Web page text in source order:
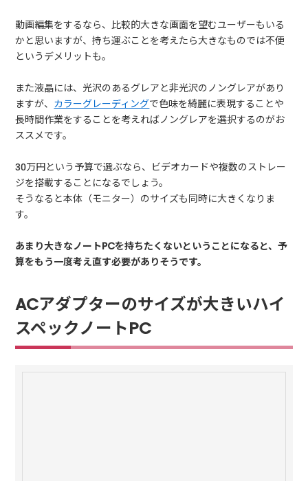
動画編集をするなら、比較的大きな画面を望むユーザーもいる
かと思いますが、持ち運ぶことを考えたら大きなものでは不便
というデメリットも。
また液晶には、光沢のあるグレアと非光沢のノングレアがあり
ますが、 カラーグレーディングで色味を綺麗に表現することや
長時間作業をすることを考えればノングレアを選択するのがお
ススメです。
30万円という予算で選ぶなら、ビデオカードや複数のストレー
ジを搭載することになるでしょう。
そうなると本体（モニター）のサイズも同時に大きくなりま
す。
あまり大きなノートPCを持ちたくないということになると、予
算をもう一度考え直す必要がありそうです。
ACアダプターのサイズが大きいハイ
スペックノートPC